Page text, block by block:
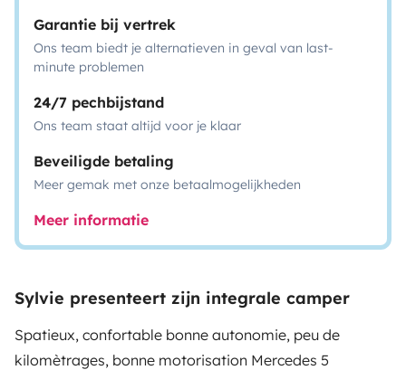
Garantie bij vertrek
Ons team biedt je alternatieven in geval van last-
minute problemen
24/7 pechbijstand
Ons team staat altijd voor je klaar
Beveiligde betaling
Meer gemak met onze betaalmogelijkheden
Meer informatie
Sylvie presenteert zijn integrale camper
Spatieux, confortable bonne autonomie, peu de
kilomètrages, bonne motorisation Mercedes 5